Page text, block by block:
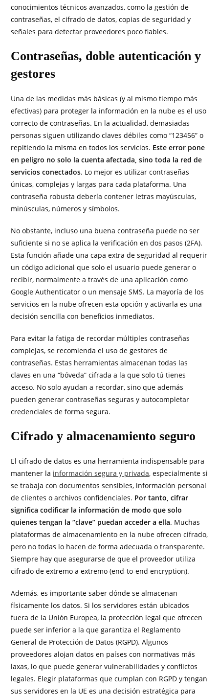
conocimientos técnicos avanzados, como la gestión de
contraseñas, el cifrado de datos, copias de seguridad y
señales para detectar proveedores poco fiables.
Contraseñas, doble autenticación y
gestores
Una de las medidas más básicas (y al mismo tiempo más
efectivas) para proteger la información en la nube es el uso
correcto de contraseñas. En la actualidad, demasiadas
personas siguen utilizando claves débiles como “123456” o
repitiendo la misma en todos los servicios. Este error pone
en peligro no solo la cuenta afectada, sino toda la red de
servicios conectados. Lo mejor es utilizar contraseñas
únicas, complejas y largas para cada plataforma. Una
contraseña robusta debería contener letras mayúsculas,
minúsculas, números y símbolos.
No obstante, incluso una buena contraseña puede no ser
suficiente si no se aplica la verificación en dos pasos (2FA).
Esta función añade una capa extra de seguridad al requerir
un código adicional que solo el usuario puede generar o
recibir, normalmente a través de una aplicación como
Google Authenticator o un mensaje SMS. La mayoría de los
servicios en la nube ofrecen esta opción y activarla es una
decisión sencilla con beneficios inmediatos.
Para evitar la fatiga de recordar múltiples contraseñas
complejas, se recomienda el uso de gestores de
contraseñas. Estas herramientas almacenan todas las
claves en una “bóveda” cifrada a la que solo tú tienes
acceso. No solo ayudan a recordar, sino que además
pueden generar contraseñas seguras y autocompletar
credenciales de forma segura.
Cifrado y almacenamiento seguro
El cifrado de datos es una herramienta indispensable para
mantener la información segura y privada, especialmente si
se trabaja con documentos sensibles, información personal
de clientes o archivos confidenciales. Por tanto, cifrar
significa codificar la información de modo que solo
quienes tengan la “clave” puedan acceder a ella. Muchas
plataformas de almacenamiento en la nube ofrecen cifrado,
pero no todas lo hacen de forma adecuada o transparente.
Siempre hay que asegurarse de que el proveedor utiliza
cifrado de extremo a extremo (end-to-end encryption).
Además, es importante saber dónde se almacenan
físicamente los datos. Si los servidores están ubicados
fuera de la Unión Europea, la protección legal que ofrecen
puede ser inferior a la que garantiza el Reglamento
General de Protección de Datos (RGPD). Algunos
proveedores alojan datos en países con normativas más
laxas, lo que puede generar vulnerabilidades y conflictos
legales. Elegir plataformas que cumplan con RGPD y tengan
sus servidores en la UE es una decisión estratégica para